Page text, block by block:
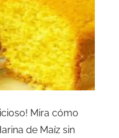
Mira cómo
de Maíz sin